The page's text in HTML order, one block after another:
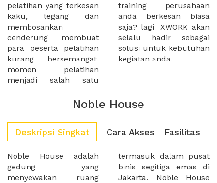
pelatihan yang terkesan
kaku, tegang dan
membosankan
cenderung membuat
para peserta pelatihan
kurang bersemangat.
momen pelatihan
menjadi salah satu
training perusahaan
anda berkesan biasa
saja? lagi. XWORK akan
selalu hadir sebagai
solusi untuk kebutuhan
kegiatan anda.
Noble House
Deskripsi Singkat Cara Akses Fasilitas
Noble House adalah
gedung yang
menyewakan ruang
termasuk dalam pusat
binis segitiga emas di
Jakarta. Noble House